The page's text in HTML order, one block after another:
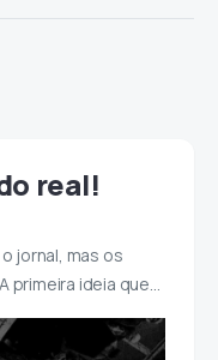
real!
jornal, mas os
primeira ideia que…